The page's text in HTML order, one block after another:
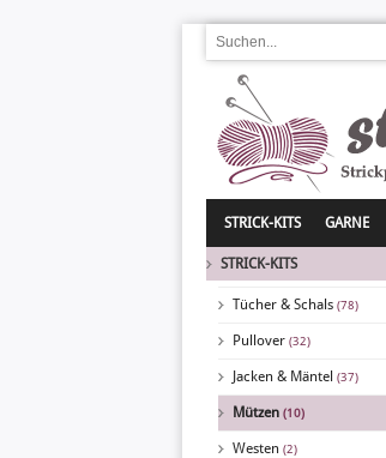
STRICK-KITS GARNE
STRICK-KITS
Tücher & Schals (78)
Pullover (32)
Jacken & Mäntel (37)
Mützen (10)
Westen (2)